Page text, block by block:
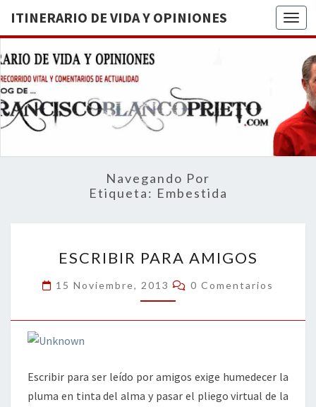
ITINERARIO DE VIDA Y OPINIONES
DE
BREVE
RECORRIDO
VITAL Y
ACTUALIDAD
Navegando Por
Etiqueta: Embestida
PARA
AMIGOS
ESCRIBIR PARA AMIGOS
15 Noviembre, 2013 Comentarios
0 Comentarios
Escribir para ser leído por amigos exige humedecer la
pluma en tinta del alma y pasar el pliego virtual de la